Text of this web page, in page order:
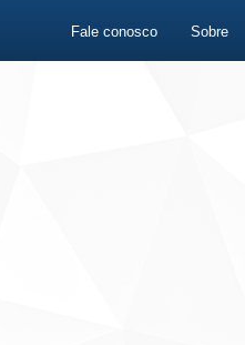
Fale conosco Sobre